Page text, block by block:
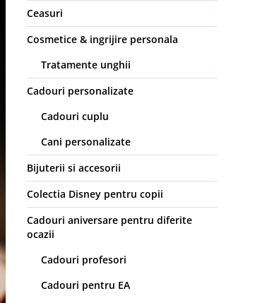
Ceasuri
Cosmetice & ingrijire personala
Tratamente unghii
Cadouri personalizate
Cadouri cuplu
Cani personalizate
Bijuterii si accesorii
Colectia Disney pentru copii
Cadouri aniversare pentru diferite
ocazii
Cadouri profesori
Cadouri pentru EA